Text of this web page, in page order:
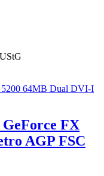
FX
AGP FSC